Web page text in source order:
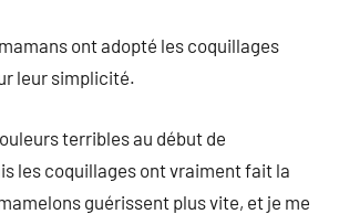
ont adopté les coquillages
leur simplicité.
terribles au début de
les coquillages ont vraiment fait la
guérissent plus vite, et je me